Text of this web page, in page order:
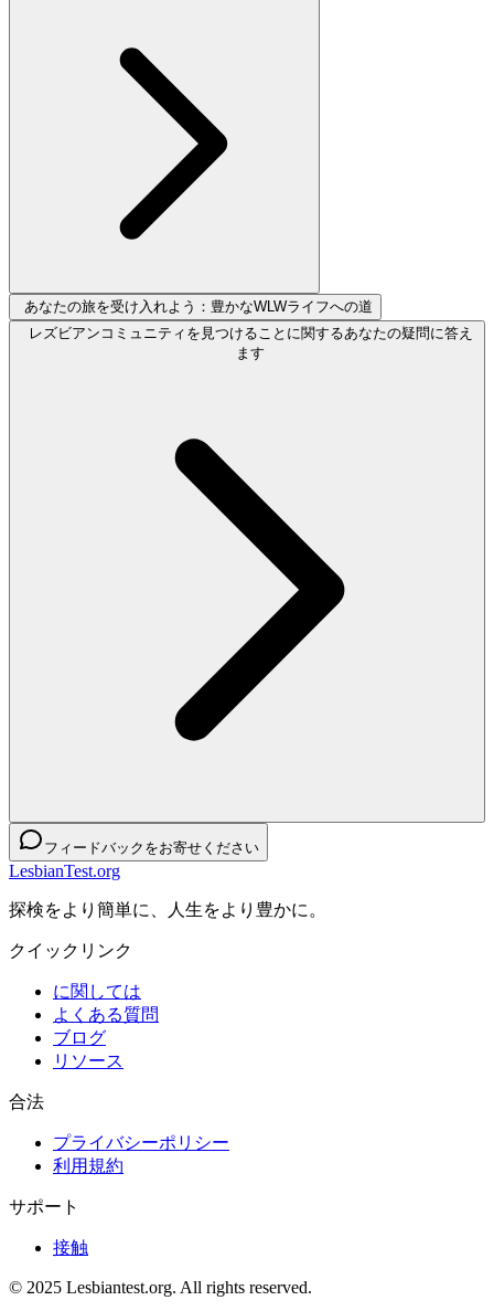
あなたの旅を受け入れよう：豊かなWLWライフへの道
レズビアンコミュニティを見つけることに関するあなたの疑問に答え
ます
フィードバックをお寄せください
LesbianTest.org
探検をより簡単に、人生をより豊かに。
クイックリンク
に関しては
よくある質問
ブログ
リソース
合法
プライバシーポリシー
利用規約
サポート
接触
© 2025 Lesbiantest.org. All rights reserved.